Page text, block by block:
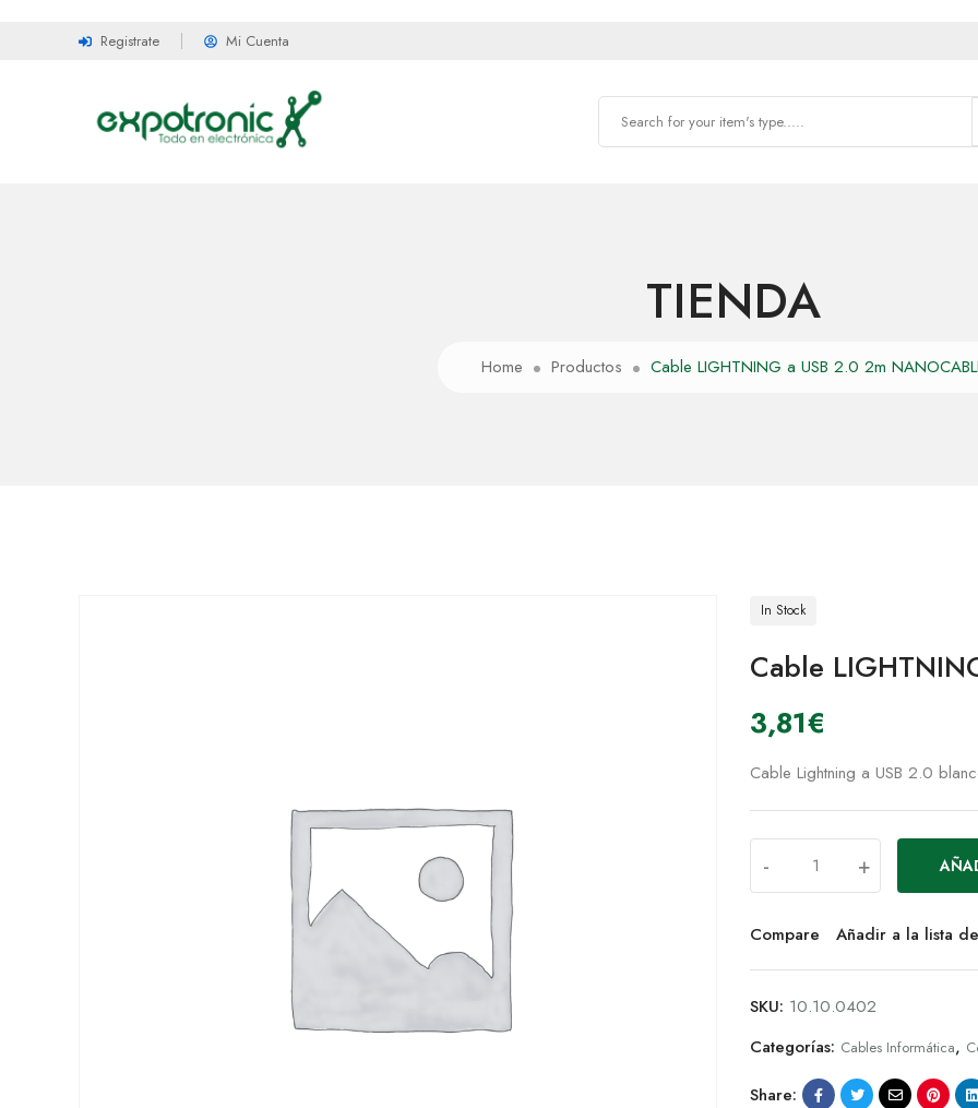
Registrate Mi Cuenta
TIENDA
Home Productos Cable LIGHTNING a USB 2.0 2m
In Stock
Cable
3,81€
Cable Lightning a USB 2.0
- +
Compare Añadir a la lista
SKU: 10.10.0402
Categorías: Cables Informática,
Share: